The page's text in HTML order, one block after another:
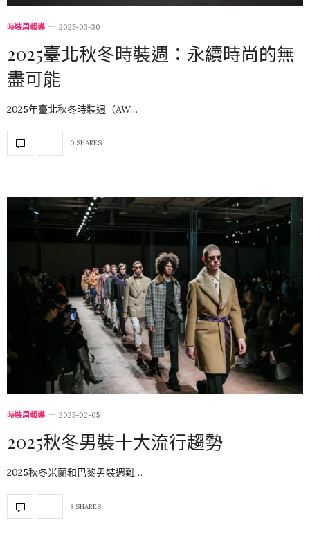
時裝周報導 2025-03-30
2025臺北秋冬時裝週：永續時尚的無
盡可能
2025年臺北秋冬時裝週（AW…
0 SHARES
時裝周報導 2025-02-05
2025秋冬男裝十大流行趨勢
2025秋冬米蘭和巴黎男裝週難…
8 SHARES